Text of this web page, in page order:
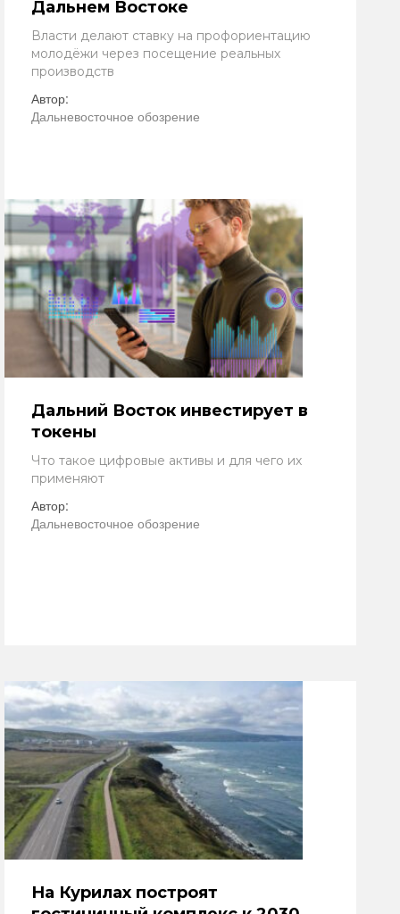
Дальнем Востоке
Власти делают ставку на профориентацию
молодёжи через посещение реальных
производств
Автор:
Дальневосточное обозрение
Дальний Восток инвестирует в
токены
Что такое цифровые активы и для чего их
применяют
Автор:
Дальневосточное обозрение
На Курилах построят